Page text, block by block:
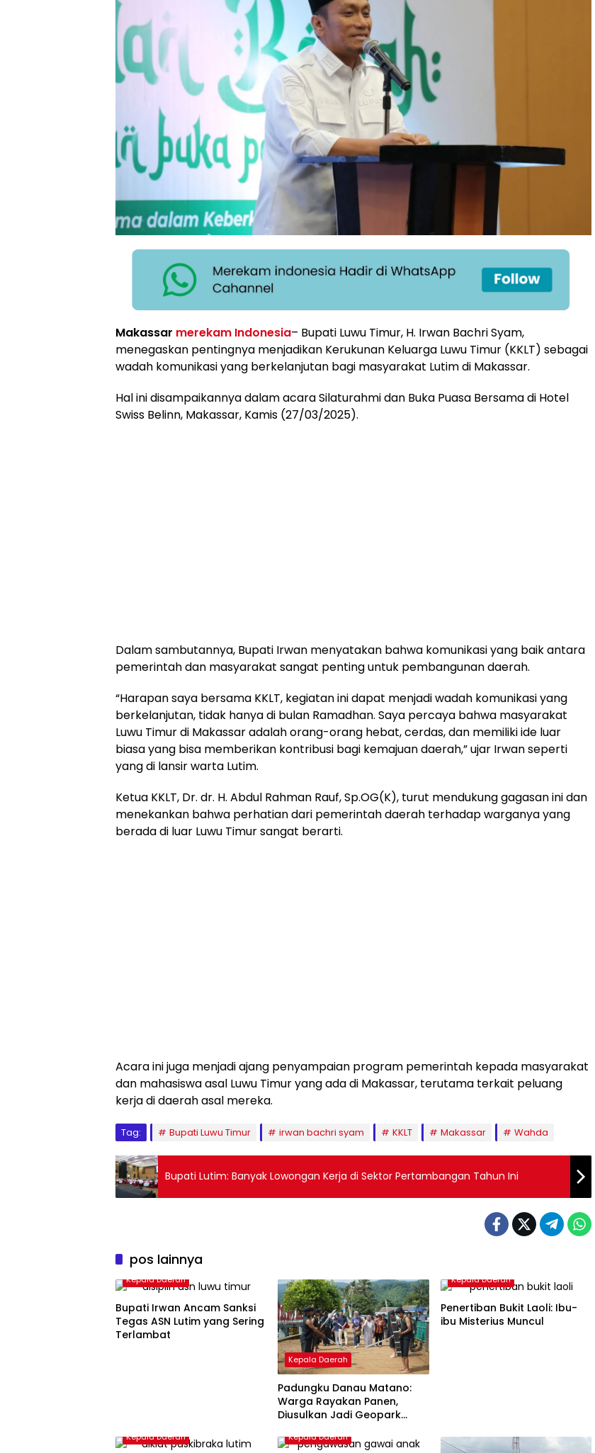
Makassar merekam Indonesia– Bupati Luwu Timur, H. Irwan Bachri Syam,
menegaskan pentingnya menjadikan Kerukunan Keluarga Luwu Timur (KKLT) sebagai
wadah komunikasi yang berkelanjutan bagi masyarakat Lutim di Makassar.
Hal ini disampaikannya dalam acara Silaturahmi dan Buka Puasa Bersama di Hotel
Swiss Belinn, Makassar, Kamis (27/03/2025).
Dalam sambutannya, Bupati Irwan menyatakan bahwa komunikasi yang baik antara
pemerintah dan masyarakat sangat penting untuk pembangunan daerah.
“Harapan saya bersama KKLT, kegiatan ini dapat menjadi wadah komunikasi yang
berkelanjutan, tidak hanya di bulan Ramadhan. Saya percaya bahwa masyarakat
Luwu Timur di Makassar adalah orang-orang hebat, cerdas, dan memiliki ide luar
biasa yang bisa memberikan kontribusi bagi kemajuan daerah,” ujar Irwan seperti
yang di lansir warta Lutim.
Ketua KKLT, Dr. dr. H. Abdul Rahman Rauf, Sp.OG(K), turut mendukung gagasan ini dan
menekankan bahwa perhatian dari pemerintah daerah terhadap warganya yang
berada di luar Luwu Timur sangat berarti.
Acara ini juga menjadi ajang penyampaian program pemerintah kepada masyarakat
dan mahasiswa asal Luwu Timur yang ada di Makassar, terutama terkait peluang
kerja di daerah asal mereka.
Tag: Bupati Luwu Timur irwan bachri syam KKLT Makassar Wahda
Bupati Lutim: Banyak Lowongan Kerja di Sektor Pertambangan Tahun Ini
pos lainnya
Kepala Daerah
Bupati Irwan Ancam Sanksi
Tegas ASN Lutim yang Sering
Terlambat
Kepala Daerah
Padungku Danau Matano:
Warga Rayakan Panen,
Diusulkan Jadi Geopark
Kepala Daerah
Penertiban Bukit Laoli: Ibu-
ibu Misterius Muncul
Kepala Daerah Kepala Daerah